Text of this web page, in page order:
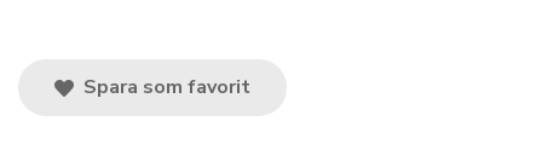
Spara som favorit